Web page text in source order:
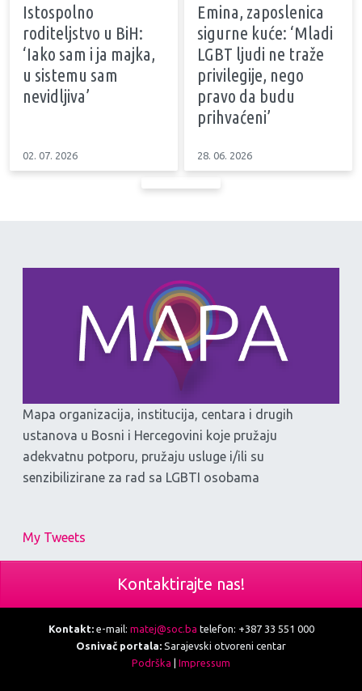
Istospolno
roditeljstvo u BiH:
‘Iako sam i ja majka,
u sistemu sam
nevidljiva’
02. 07. 2026
Emina, zaposlenica
sigurne kuće: ‘Mladi
LGBT ljudi ne traže
privilegije, nego
pravo da budu
prihvaćeni’
28. 06. 2026
Mapa organizacija, institucija, centara i drugih
ustanova u Bosni i Hercegovini koje pružaju
adekvatnu potporu, pružaju usluge i/ili su
senzibilizirane za rad sa LGBTI osobama
My Tweets
Kontaktirajte nas!
Kontakt:e-mail: matej@soc.ba telefon: +387 33 551 000
Osnivač portala: Sarajevski otvoreni centar
Podrška
Impressum